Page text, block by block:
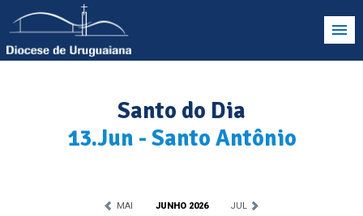
Santo do Dia
13.Jun - Santo Antônio
MAI JUNHO 2026 JUL